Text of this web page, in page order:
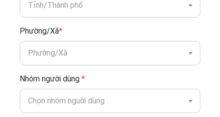
Tỉnh/Thành phố
Phường/Xã*
Phường/Xã
Nhóm người dùng *
Chọn nhóm nguời dùng